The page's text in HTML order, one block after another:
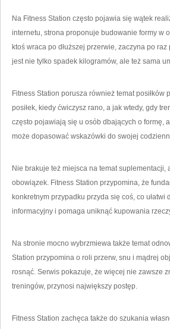
Na Fitness Station często pojawia się wątek
internetu, strona proponuje budowanie formy w
ktoś wraca po dłuższej przerwie, zaczyna po
jest nie tylko spadek kilogramów, ale też sama
Fitness Station porusza również temat
posiłek, kiedy ćwiczysz rano, a jak wtedy, gdy
często pojawiają się u osób dbających o formę,
może dopasować wskazówki do swojej
Nie brakuje też miejsca na temat
obowiązek. Fitness Station przypomina, że
konkretnym przypadku przyda się coś, co
informacyjny i pomaga uniknąć kupowania
Na stronie mocno wybrzmiewa także temat
Station przypomina o roli przerw, snu i mądrej
rosnąć. Serwis pokazuje, że więcej nie zawsze
treningów, przynosi największy postęp.
Fitness Station zachęca także do szukania